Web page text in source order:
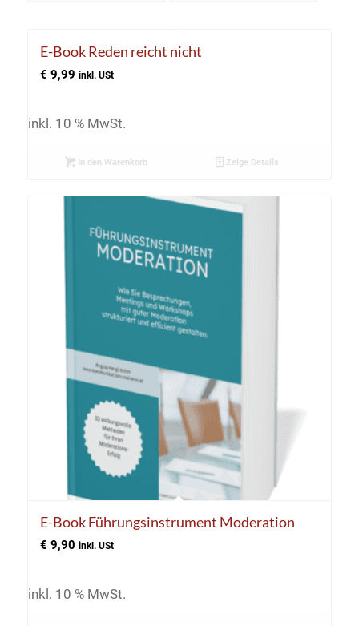
E-Book Reden reicht nicht
€ 9,99 inkl. USt
inkl. 10 % MwSt.
In den Warenkorb Zeige Details
E-Book Führungsinstrument Moderation
€ 9,90 inkl. USt
inkl. 10 % MwSt.